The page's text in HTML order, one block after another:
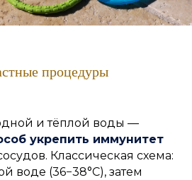
процедуры
и тёплой воды —
укрепить иммунитет
Классическая схема:
воде (36−38°C), затем